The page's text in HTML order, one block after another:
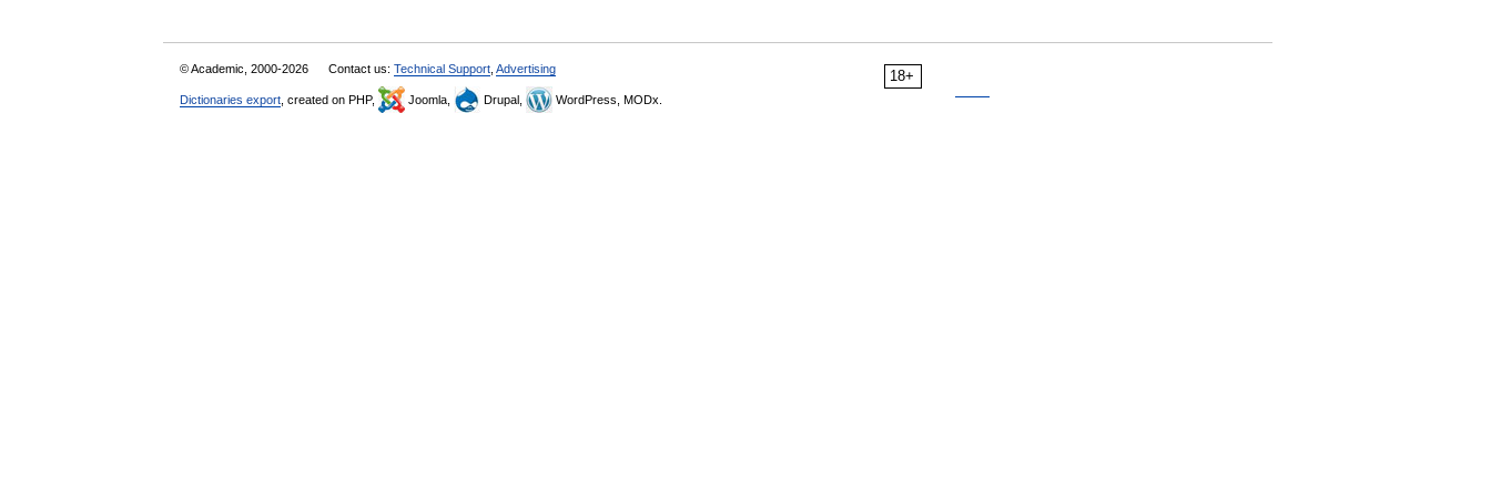
18+
© Academic, 2000-2026 Contact us: Technical Support Advertising
Dictionaries export , created on PHP, Joomla, Drupal, WordPress, MODx.